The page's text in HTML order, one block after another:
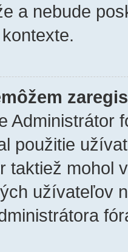
a nebude
Administrátor
použitie
taktiež mohol
užívateľov